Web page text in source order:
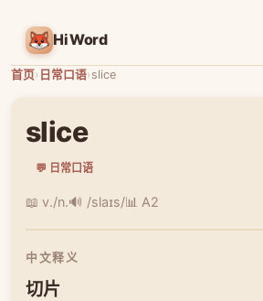
HiWord
首页› 日常口语›slice
slice
💬 日常口语
📖 v./n.🔊 /slaɪs/📊 A2
中文释义
切片